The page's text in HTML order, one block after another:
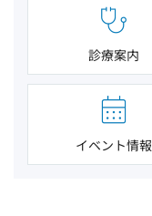
診療案内
イベント情報